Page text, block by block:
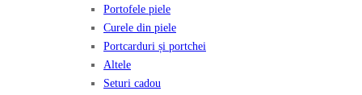
Portofele piele
Curele din piele
Portcarduri și portchei
Altele
Seturi cadou